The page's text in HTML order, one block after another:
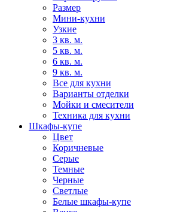
Размер
Мини-кухни
Узкие
3 кв. м.
5 кв. м.
6 кв. м.
9 кв. м.
Все для кухни
Варианты отделки
Мойки и смесители
Техника для кухни
Шкафы-купе
Цвет
Коричневые
Серые
Темные
Черные
Светлые
Белые шкафы-купе